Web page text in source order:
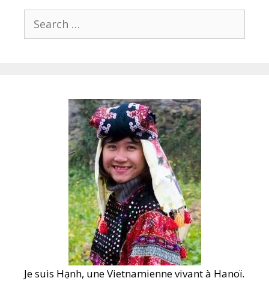
Search
Je suis Hạnh, une Vietnamienne vivant à Hanoï.